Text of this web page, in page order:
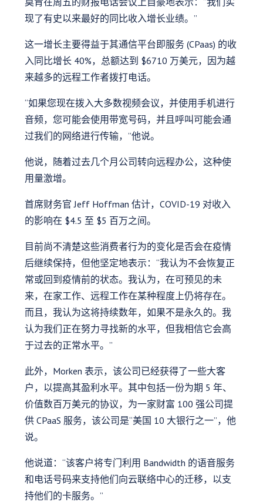
现了有史以来最好的同比收入增长业绩。”
这一增长主要得益于其通信平台即服务 (CPaas) 的收
入同比增长 40%，总额达到 $6710 万美元，因为越
来越多的远程工作者拨打电话。
“如果您现在拨入大多数视频会议，并使用手机进行
音频，您可能会使用带宽号码，并且呼叫可能会通
过我们的网络进行传输，”他说。
他说，随着过去几个月公司转向远程办公，这种使
用量激增。
首席财务官 Jeff Hoffman 估计，COVID-19 对收入
的影响在 $4.5 至 $5 百万之间。
目前尚不清楚这些消费者行为的变化是否会在疫情
后继续保持，但他坚定地表示：“我认为不会恢复正
常或回到疫情前的状态。我认为，在可预见的未
来，在家工作、远程工作在某种程度上仍将存在。
而且，我认为这将持续数年，如果不是永久的。我
认为我们正在努力寻找新的水平，但我相信它会高
于过去的正常水平。”
此外，Morken 表示，该公司已经获得了一些大客
户，以提高其盈利水平。其中包括一份为期 5 年、
价值数百万美元的协议，为一家财富 100 强公司提
供 CPaaS 服务，该公司是“美国 10 大银行之一”，他
说。
他说道：“该客户将专门利用 Bandwidth 的语音服务
和电话号码来支持他们向云联络中心的迁移，以支
持他们的卡服务。”